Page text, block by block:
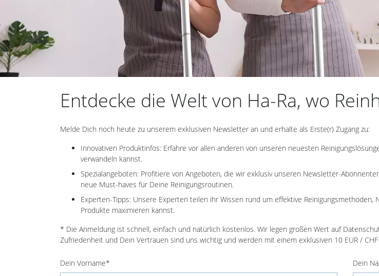
Entdecke die Welt von Ha-Ra, wo
Melde Dich noch heute zu unserem exklusiven Newsletter an und erhalte als Erste(r) Zugang zu:
Innovativen Produktinfos: Erfahre vor allen anderen von unseren neuesten
verwandeln kannst.
Spezialangeboten: Profitiere von Angeboten, die wir exklusiv unseren Newsletter-
neue Must-haves für Deine Reinigungsroutinen.
Experten-Tipps: Unsere Experten teilen ihr Wissen rund um effektive
Produkte maximieren kannst.
* Die Anmeldung ist schnell, einfach und natürlich kostenlos. Wir legen großen Wert auf
Zufriedenheit und Dein Vertrauen sind uns wichtig und werden mit einem exklusiven 10 EUR /
Dein Vorname* Dein